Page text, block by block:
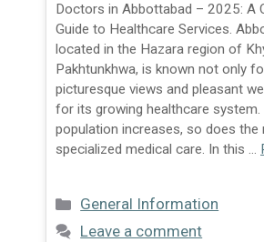
Doctors in Abbottabad – 2025: A
Guide to Healthcare Services.
located in the Hazara region of
Pakhtunkhwa, is known not only
picturesque views and pleasant
for its growing healthcare system.
population increases, so does the
specialized medical care. In this …
Categories
General Information
Leave a comment